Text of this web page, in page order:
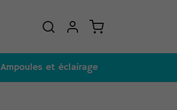
Ampoules et éclairage